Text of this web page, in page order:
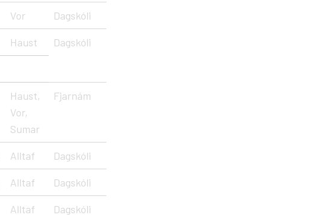
Vor Dagskóli
Haust Dagskóli
Haust,
Vor,
Sumar
Fjarnám
Alltaf Dagskóli
Alltaf Dagskóli
Alltaf Dagskóli